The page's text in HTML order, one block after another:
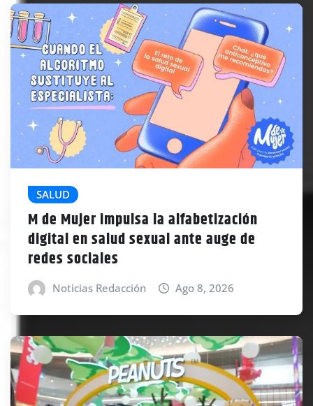
SALUD
M de Mujer impulsa la alfabetización
digital en salud sexual ante auge de
redes sociales
Noticias Redacción Ago 8, 2026